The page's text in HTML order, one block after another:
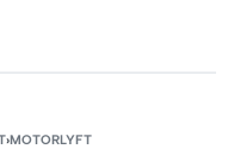
›MOTORLYFT